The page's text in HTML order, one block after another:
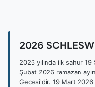
2026
2026 yılında ilk sahur
Şubat 2026 ramazan
Gecesi'dir. 19 Mart 2026